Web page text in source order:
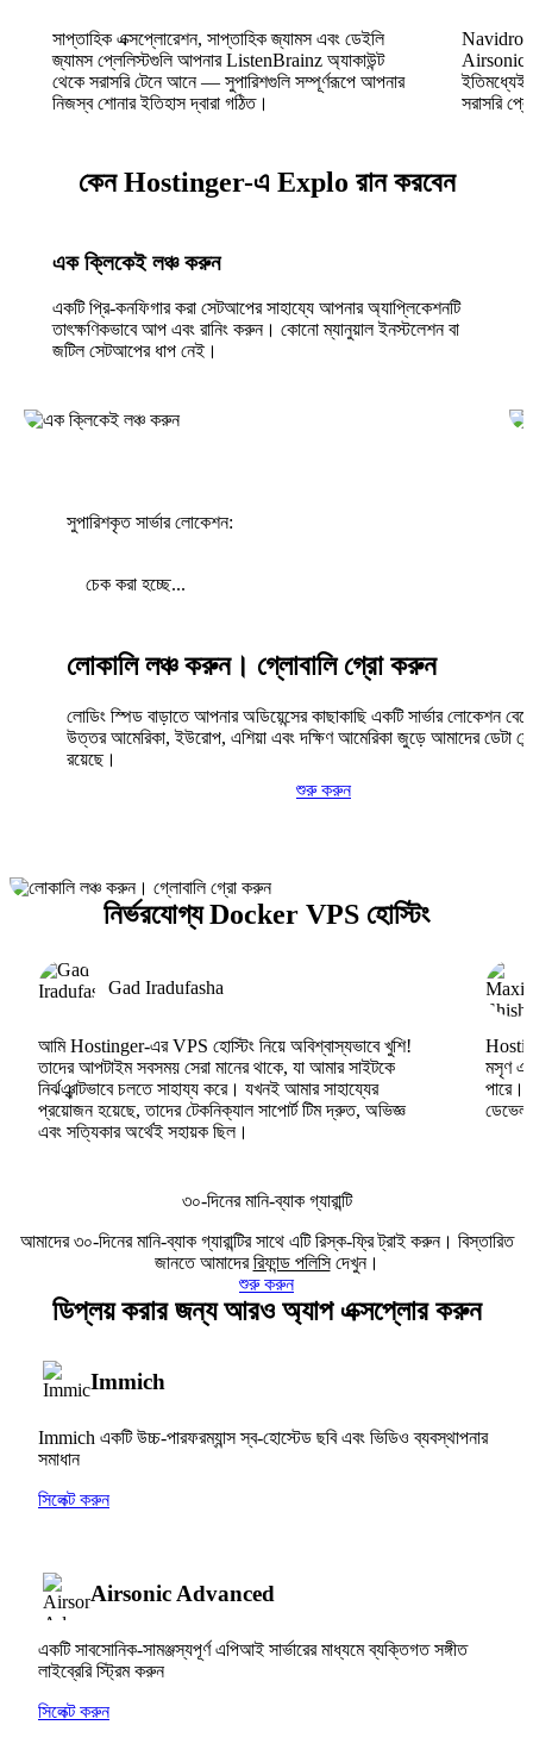
সাপ্তাহিক এক্সপ্লোরেশন, সাপ্তাহিক জ্যামস এবং ডেইলি
জ্যামস প্লেলিস্টগুলি আপনার ListenBrainz অ্যাকাউন্ট
থেকে সরাসরি টেনে আনে — সুপারিশগুলি সম্পূর্ণরূপে আপনার
নিজস্ব শোনার ইতিহাস দ্বারা গঠিত।
Airsonic,
ইতিমধ্যেই
সরাসরি
কেন Hostinger-এ Explo রান করবেন
এক ক্লিকেই লঞ্চ করুন
একটি প্রি-কনফিগার করা সেটআপের সাহায্যে আপনার অ্যাপ্লিকেশনটি
তাৎক্ষণিকভাবে আপ এবং রানিং করুন। কোনো ম্যানুয়াল ইনস্টলেশন বা
জটিল সেটআপের ধাপ নেই।
সুপারিশকৃত সার্ভার লোকেশন:
চেক করা হচ্ছে...
লোকালি লঞ্চ করুন। গ্লোবালি গ্রো করুন
লোডিং স্পিড বাড়াতে আপনার অডিয়েন্সের কাছাকাছি একটি সার্ভার লোকেশন
উত্তর আমেরিকা, ইউরোপ, এশিয়া এবং দক্ষিণ আমেরিকা জুড়ে আমাদের ডেটা
রয়েছে।
শুরু করুন
নির্ভরযোগ্য Docker VPS হোস্টিং
Gad Iradufasha
আমি Hostinger-এর VPS হোস্টিং নিয়ে অবিশ্বাস্যভাবে খুশি!
তাদের আপটাইম সবসময় সেরা মানের থাকে, যা আমার সাইটকে
নির্ঝঞ্ঝাটভাবে চলতে সাহায্য করে। যখনই আমার সাহায্যের
প্রয়োজন হয়েছে, তাদের টেকনিক্যাল সাপোর্ট টিম দ্রুত, অভিজ্ঞ
এবং সত্যিকার অর্থেই সহায়ক ছিল।
মসৃণ
৩০-দিনের মানি-ব্যাক গ্যারান্টি
আমাদের ৩০-দিনের মানি-ব্যাক গ্যারান্টির সাথে এটি রিস্ক-ফ্রি ট্রাই করুন। বিস্তারিত
জানতে আমাদেররিফান্ড পলিসিদেখুন।
শুরু করুন
ডিপ্লয় করার জন্য আরও অ্যাপ এক্সপ্লোর করুন
Immich
Immich একটি উচ্চ-পারফরম্যান্স স্ব-হোস্টেড ছবি এবং ভিডিও ব্যবস্থাপনার
সমাধান
সিলেক্ট করুন
Airsonic Advanced
একটি সাবসোনিক-সামঞ্জস্যপূর্ণ এপিআই সার্ভারের মাধ্যমে ব্যক্তিগত সঙ্গীত
লাইব্রেরি স্ট্রিম করুন
সিলেক্ট করুন